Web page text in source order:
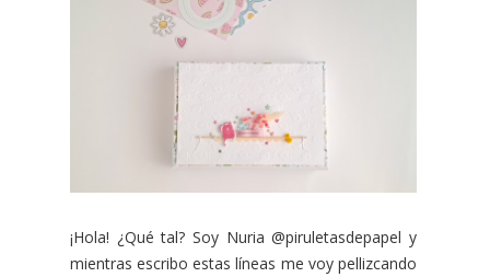
¡Hola! ¿Qué tal? Soy Nuria @piruletasdepapel y
mientras escribo estas líneas me voy pellizcando